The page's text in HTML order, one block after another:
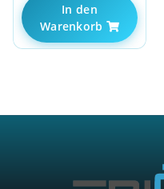
In den
Warenkorb